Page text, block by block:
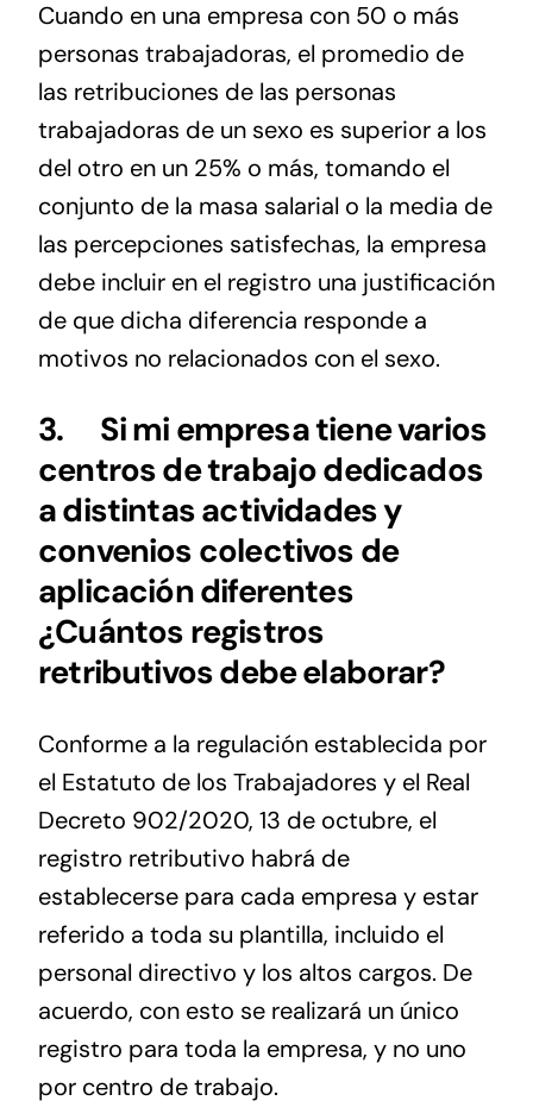
Cuando en una empresa con 50 o más
personas trabajadoras, el promedio de
las retribuciones de las personas
trabajadoras de un sexo es superior a los
del otro en un 25% o más, tomando el
conjunto de la masa salarial o la media de
las percepciones satisfechas, la empresa
debe incluir en el registro una justificación
de que dicha diferencia responde a
motivos no relacionados con el sexo.
3. Si mi empresa tiene varios
centros de trabajo dedicados
a distintas actividades y
convenios colectivos de
aplicación diferentes
¿Cuántos registros
retributivos debe elaborar?
Conforme a la regulación establecida por
el Estatuto de los Trabajadores y el Real
Decreto 902/2020, 13 de octubre, el
registro retributivo habrá de
establecerse para cada empresa y estar
referido a toda su plantilla, incluido el
personal directivo y los altos cargos. De
acuerdo, con esto se realizará un único
registro para toda la empresa, y no uno
por centro de trabajo.